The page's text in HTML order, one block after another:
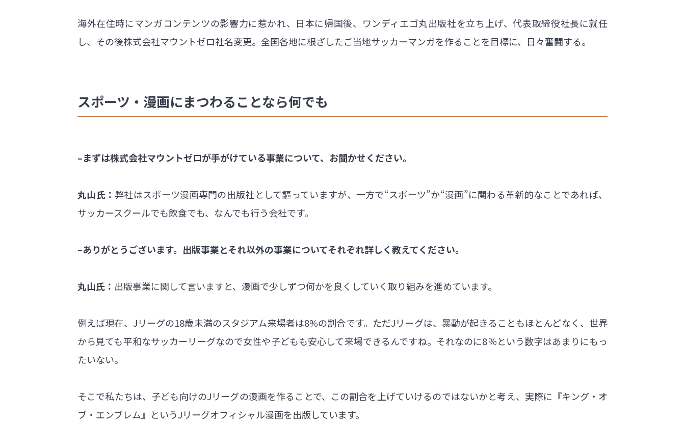
海外在住時にマンガコンテンツの影響力に惹かれ、日本に帰国後、ワンディエゴ丸出版社を立ち上げ、代表取締役社長に就任
し、その後株式会社マウントゼロ社名変更。全国各地に根ざしたご当地サッカーマンガを作ることを目標に、日々奮闘する。
スポーツ・漫画にまつわることなら何でも
–まずは株式会社マウントゼロが手がけている事業について、お聞かせください。
丸山氏： 弊社はスポーツ漫画専門の出版社として謳っていますが、一方で“スポーツ”か“漫画”に関わる革新的なことであれば、
サッカースクールでも飲食でも、なんでも行う会社です。
–ありがとうございます。出版事業とそれ以外の事業についてそれぞれ詳しく教えてください。
丸山氏： 出版事業に関して言いますと、漫画で少しずつ何かを良くしていく取り組みを進めています。
例えば現在、Jリーグの18歳未満のスタジアム来場者は8%の割合です。ただJリーグは、暴動が起きることもほとんどなく、世界
から見ても平和なサッカーリーグなので女性や子どもも安心して来場できるんですね。それなのに8％という数字はあまりにもっ
たいない。
そこで私たちは、子ども向けのJリーグの漫画を作ることで、この割合を上げていけるのではないかと考え、実際に『キング・オ
ブ・エンブレム』というJリーグオフィシャル漫画を出版しています。